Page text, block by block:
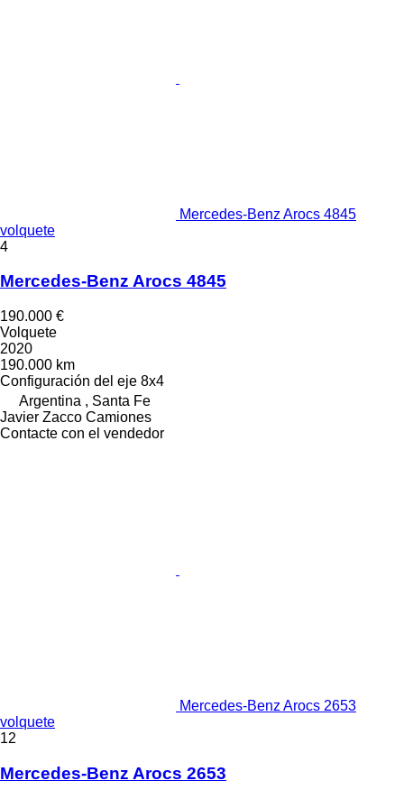
Mercedes-Benz Arocs 4845
volquete
4
Mercedes-Benz Arocs 4845
190.000 €
Volquete
2020
190.000 km
Configuración del eje 8x4
Argentina , Santa Fe
Javier Zacco Camiones
Contacte con el vendedor
Mercedes-Benz Arocs 2653
volquete
12
Mercedes-Benz Arocs 2653